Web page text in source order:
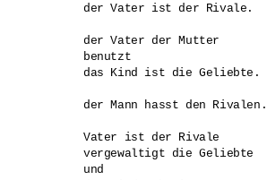
der Vater ist der Rivale.
der Vater der Mutter
benutzt
das Kind ist die Geliebte.
der Mann hasst den Rivalen.
Vater ist der Rivale
vergewaltigt die Geliebte
und